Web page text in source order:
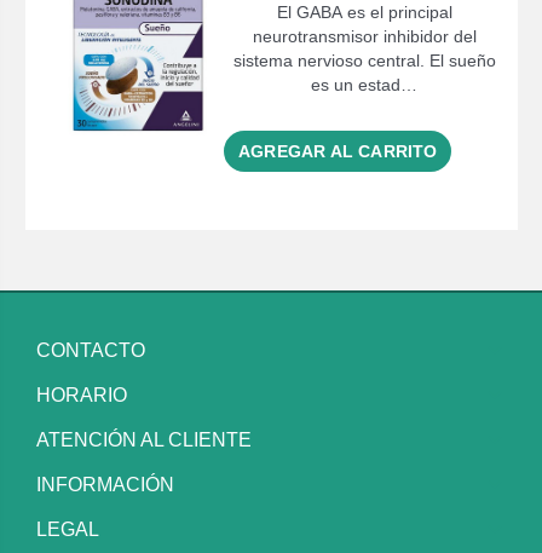
El GABA es el principal
neurotransmisor inhibidor del
sistema nervioso central. El sueño
es un estad…
AGREGAR AL CARRITO
CONTACTO
HORARIO
ATENCIÓN AL CLIENTE
INFORMACIÓN
LEGAL